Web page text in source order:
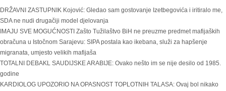
DRŽAVNI ZASTUPNIK Kojović: Gledao sam gostovanje Izetbegovića i iritiralo me,
SDA ne nudi drugačiji model djelovanja
IMAJU SVE MOGUĆNOSTI Zašto Tužilaštvo BiH ne preuzme predmet mafijaških
obračuna u Istočnom Sarajevu: SIPA postala kao ikebana, služi za hapšenje
migranata, umjesto velikih mafijaša
TOTALNI DEBAKL SAUDIJSKE ARABIJE: Ovako nešto im se nije desilo od 1985.
godine
KARDIOLOG UPOZORIO NA OPASNOST TOPLOTNIH TALASA: Ovaj bol nikako